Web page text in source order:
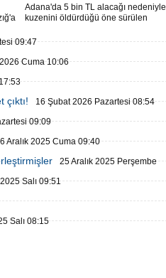
Adana'da 5 bin TL alacağı nedeniyle
kuzenini öldürdüğü öne sürülen
sırada Hatay'ın Reyhanlı ilçesinde
09:47
Cuma 10:06
16 Şubat 2026 Pazartesi 08:54
09:09
Aralık 2025 Cuma 09:40
25 Aralık 2025 Perşembe
Salı 09:51
Salı 08:15